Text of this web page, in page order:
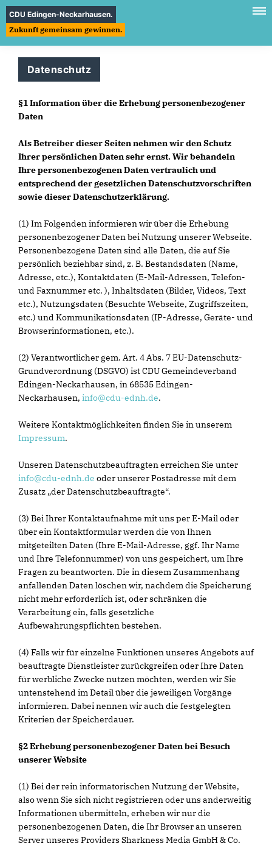
CDU Edingen-Neckarhausen.
Zukunft gemeinsam gewinnen.
Datenschutz
§1 Information über die Erhebung personenbezogener
Daten
Als Betreiber dieser Seiten nehmen wir den Schutz
Ihrer persönlichen Daten sehr ernst. Wir behandeln
Ihre personenbezogenen Daten vertraulich und
entsprechend der gesetzlichen Datenschutzvorschriften
sowie dieser Datenschutzerklärung.
(1) Im Folgenden informieren wir über die Erhebung
personenbezogener Daten bei Nutzung unserer Webseite.
Personenbezogene Daten sind alle Daten, die auf Sie
persönlich beziehbar sind, z. B. Bestandsdaten (Name,
Adresse, etc.), Kontaktdaten (E-Mail-Adressen, Telefon-
und Faxnummer etc. ), Inhaltsdaten (Bilder, Videos, Text
etc.), Nutzungsdaten (Besuchte Webseite, Zugriffszeiten,
etc.) und Kommunikationsdaten (IP-Adresse, Geräte- und
Browserinformationen, etc.).
(2) Verantwortlicher gem. Art. 4 Abs. 7 EU-Datenschutz-
Grundverordnung (DSGVO) ist CDU Gemeindeverband
Edingen-Neckarhausen, in 68535 Edingen-
Neckarhausen, info@cdu-ednh.de.
Weitere Kontaktmöglichkeiten finden Sie in unserem
Impressum.
Unseren Datenschutzbeauftragten erreichen Sie unter
info@cdu-ednh.de oder unserer Postadresse mit dem
Zusatz „der Datenschutzbeauftragte“.
(3) Bei Ihrer Kontaktaufnahme mit uns per E-Mail oder
über ein Kontaktformular werden die von Ihnen
mitgeteilten Daten (Ihre E-Mail-Adresse, ggf. Ihr Name
und Ihre Telefonnummer) von uns gespeichert, um Ihre
Fragen zu beantworten. Die in diesem Zusammenhang
anfallenden Daten löschen wir, nachdem die Speicherung
nicht mehr erforderlich ist, oder schränken die
Verarbeitung ein, falls gesetzliche
Aufbewahrungspflichten bestehen.
(4) Falls wir für einzelne Funktionen unseres Angebots auf
beauftragte Dienstleister zurückgreifen oder Ihre Daten
für werbliche Zwecke nutzen möchten, werden wir Sie
untenstehend im Detail über die jeweiligen Vorgänge
informieren. Dabei nennen wir auch die festgelegten
Kriterien der Speicherdauer.
§2 Erhebung personenbezogener Daten bei Besuch
unserer Website
(1) Bei der rein informatorischen Nutzung der Website,
also wenn Sie sich nicht registrieren oder uns anderweitig
Informationen übermitteln, erheben wir nur die
personenbezogenen Daten, die Ihr Browser an unseren
Server unseres Providers Sharkness Media GmbH & Co.